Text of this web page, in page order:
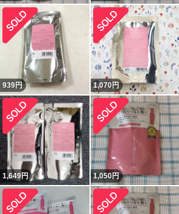
939円 1,070円
1,649円 1,050円